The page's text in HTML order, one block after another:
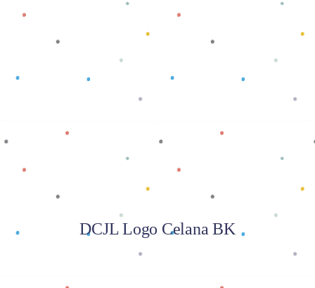
Baca selengkapnya
DCJL Logo Celana BK